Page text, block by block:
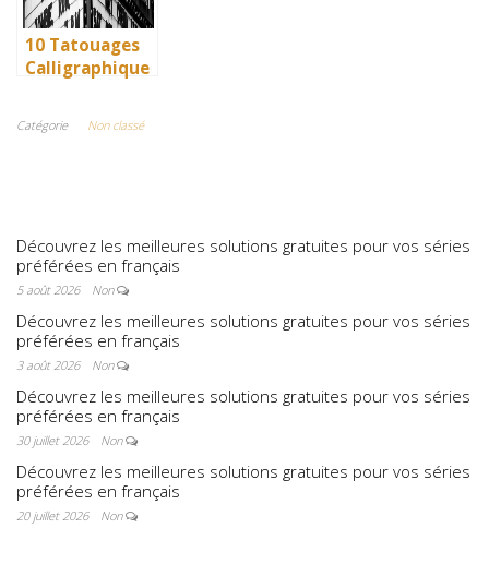
10 Tatouages
Calligraphique
Uniques pour
Catégorie Non classé
Découvrez les meilleures solutions gratuites pour vos séries
préférées en français
5 août 2026 Non
Découvrez les meilleures solutions gratuites pour vos séries
préférées en français
3 août 2026 Non
Découvrez les meilleures solutions gratuites pour vos séries
préférées en français
30 juillet 2026 Non
Découvrez les meilleures solutions gratuites pour vos séries
préférées en français
20 juillet 2026 Non